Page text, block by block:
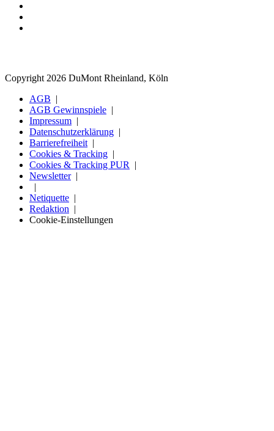
Copyright 2026 DuMont Rheinland, Köln
AGB
AGB Gewinnspiele
Impressum
Datenschutzerklärung
Barrierefreiheit
Cookies & Tracking
Cookies & Tracking PUR
Newsletter
Netiquette
Redaktion
Cookie-Einstellungen